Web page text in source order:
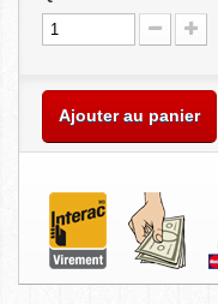
Ajouter au panier